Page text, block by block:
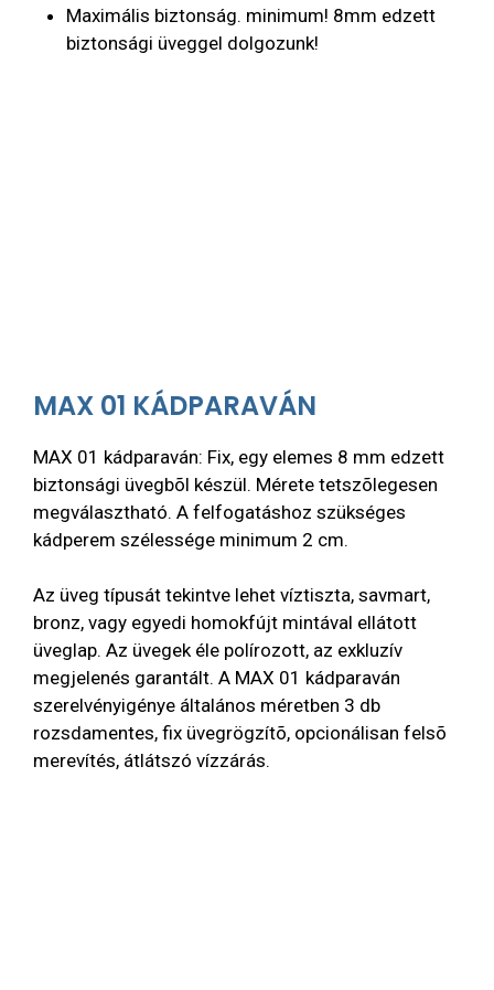
Maximális biztonság. minimum! 8mm edzett
biztonsági üveggel dolgozunk!
MAX 01 KÁDPARAVÁN
MAX 01 kádparaván: Fix, egy elemes 8 mm edzett
biztonsági üvegbõl készül. Mérete tetszõlegesen
megválasztható. A felfogatáshoz szükséges
kádperem szélessége minimum 2 cm.
Az üveg típusát tekintve lehet víztiszta, savmart,
bronz, vagy egyedi homokfújt mintával ellátott
üveglap. Az üvegek éle polírozott, az exkluzív
megjelenés garantált. A MAX 01 kádparaván
szerelvényigénye általános méretben 3 db
rozsdamentes, fix üvegrögzítõ, opcionálisan felsõ
merevítés, átlátszó vízzárás.